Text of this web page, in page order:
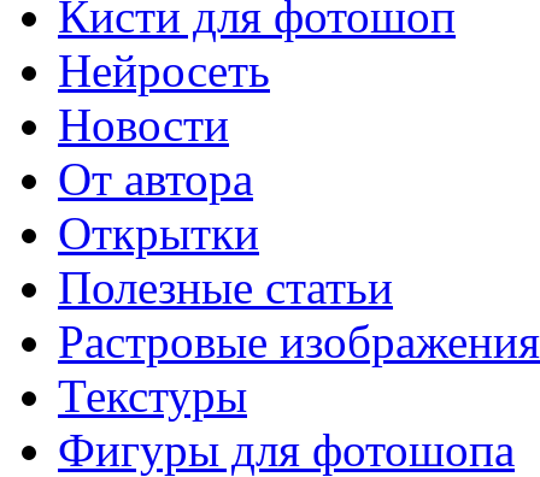
Кисти для фотошоп
Нейросеть
Новости
От автора
Открытки
Полезные статьи
Растровые изображения
Текстуры
Фигуры для фотошопа